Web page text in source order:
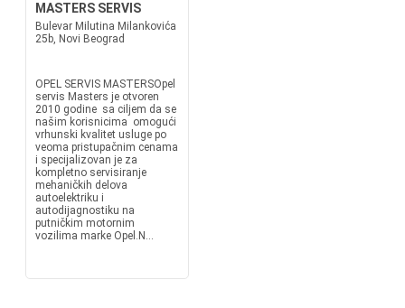
MASTERS SERVIS
Bulevar Milutina Milankovića
25b, Novi Beograd
OPEL SERVIS MASTERSOpel
servis Masters je otvoren
2010 godine sa ciljem da se
našim korisnicima omogući
vrhunski kvalitet usluge po
veoma pristupačnim cenama
i specijalizovan je za
kompletno servisiranje
mehaničkih delova
autoelektriku i
autodijagnostiku na
putničkim motornim
vozilima marke Opel.N...